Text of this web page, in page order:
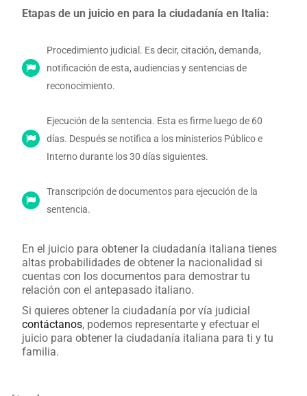
Etapas de un juicio en para la ciudadanía en Italia:
Procedimiento judicial. Es decir, citación, demanda,
notificación de esta, audiencias y sentencias de
reconocimiento.
Ejecución de la sentencia. Esta es firme luego de 60
días. Después se notifica a los ministerios Público e
Interno durante los 30 días siguientes.
Transcripción de documentos para ejecución de la
sentencia.
En el juicio para obtener la ciudadanía italiana tienes
altas probabilidades de obtener la nacionalidad si
cuentas con los documentos para demostrar tu
relación con el antepasado italiano.
Si quieres obtener la ciudadanía por vía judicial
contáctanos, podemos representarte y efectuar el
juicio para obtener la ciudadanía italiana para ti y tu
familia.